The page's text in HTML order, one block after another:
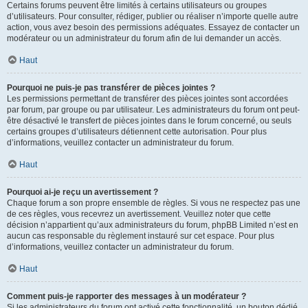
Certains forums peuvent être limités à certains utilisateurs ou groupes
d’utilisateurs. Pour consulter, rédiger, publier ou réaliser n’importe quelle autre
action, vous avez besoin des permissions adéquates. Essayez de contacter un
modérateur ou un administrateur du forum afin de lui demander un accès.
Haut
Pourquoi ne puis-je pas transférer de pièces jointes ?
Les permissions permettant de transférer des pièces jointes sont accordées
par forum, par groupe ou par utilisateur. Les administrateurs du forum ont peut-
être désactivé le transfert de pièces jointes dans le forum concerné, ou seuls
certains groupes d’utilisateurs détiennent cette autorisation. Pour plus
d’informations, veuillez contacter un administrateur du forum.
Haut
Pourquoi ai-je reçu un avertissement ?
Chaque forum a son propre ensemble de règles. Si vous ne respectez pas une
de ces règles, vous recevrez un avertissement. Veuillez noter que cette
décision n’appartient qu’aux administrateurs du forum, phpBB Limited n’est en
aucun cas responsable du règlement instauré sur cet espace. Pour plus
d’informations, veuillez contacter un administrateur du forum.
Haut
Comment puis-je rapporter des messages à un modérateur ?